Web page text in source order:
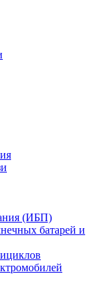
(ИБП)
батарей и